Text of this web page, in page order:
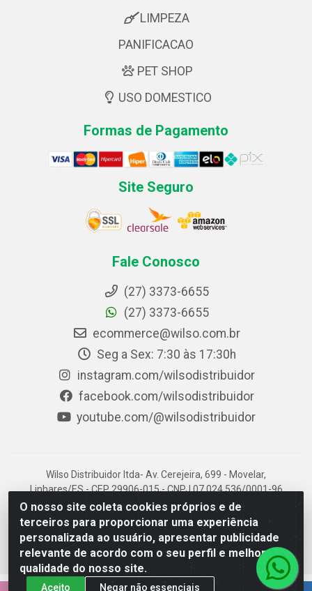
O nosso site coleta cookies próprios e de
terceiros para proporcionar uma experiência
personalizada ao usuário, apresentar publicidade
relevante de acordo com o seu perfil e melhorar a
qualidade do nosso site.
Aceito Negar não essenciais
LIMPEZA
PANIFICACAO
PET SHOP
USO DOMESTICO
Formas de Pagamento
Site Seguro
Fale Conosco
(27) 3373-6655
(27) 3373-6655
ecommerce@wilso.com.br
Seg a Sex: 7:30 às 17:30h
instagram.com/wilsodistribuidor
facebook.com/wilsodistribuidor
youtube.com/@wilsodistribuidor
Wilso Distribuidor ltda- Av. Cerejeira, 699 - Movelar,
Linhares/ES - CEP 29906-015 - CNPJ 07.024.536/0001-96